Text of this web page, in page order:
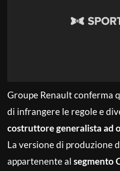
Groupe Renault conferma
di infrangere le regole e
costruttore generalista ad
La versione di produzione
appartenente al segmento